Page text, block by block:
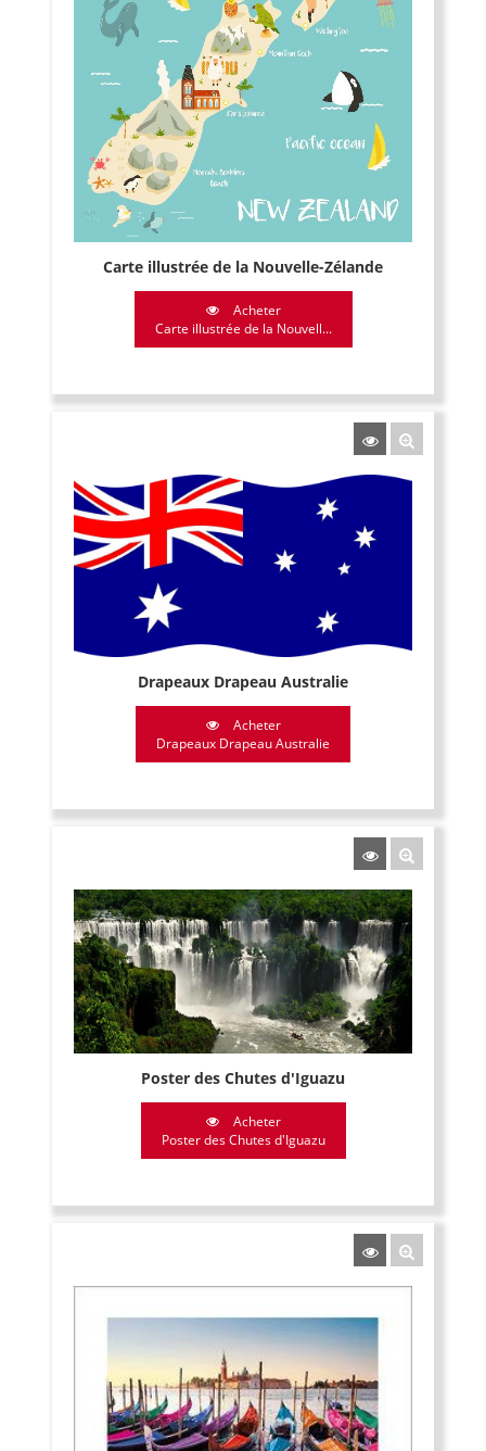
Carte illustrée de la Nouvelle-Zélande
Acheter
Carte illustrée de la Nouvell...
Drapeaux Drapeau Australie
Acheter
Drapeaux Drapeau Australie
Poster des Chutes d'Iguazu
Acheter
Poster des Chutes d'Iguazu